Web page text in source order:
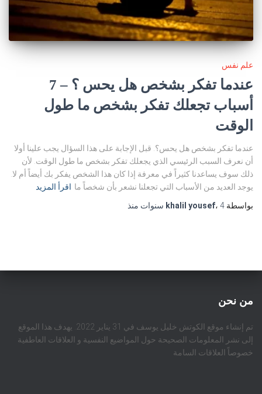
علم نفس
عندما تفكر بشخص هل يحس ؟ – 7
أسباب تجعلك تفكر بشخص ما طول
الوقت
عندما تفكر بشخص هل يحس؟. قبل الإجابة على هذا السؤال يجب علينا أولا
أن نعرف السبب الرئيسي الذي يجعلك تفكر بشخص ما طول الوقت. لأن
ذلك سوف يساعدنا كثيراً في معرفة إذا كان هذا الشخص يفكر بك أيضاً أم لا.
يوجد العديد من الأسباب التي تجعلنا نشعر بأن شخصاً ما اقرأ المزيد
بواسطة
khalil yousef، 4 سنوات منذ
من نحن
تم إنشاء موقع الكوتش خليل يوسف في 31 يناير 2022. يهدف هذا الموقع
إلى نشر المعلومات الصحيحة حول المواضيع النفسية و العلاقات العاطفية
خصوصاً العلاقات السامة